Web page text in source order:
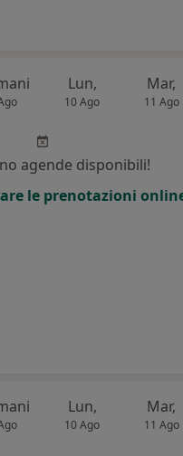
Lun,
10 Ago
Mar,
11 Ago
agende disponibili!
le prenotazioni
Lun,
10 Ago
Mar,
11 Ago